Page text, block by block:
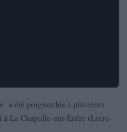
a été poignardée à plusieurs
à La Chapelle-sur-Erdre (Loire-